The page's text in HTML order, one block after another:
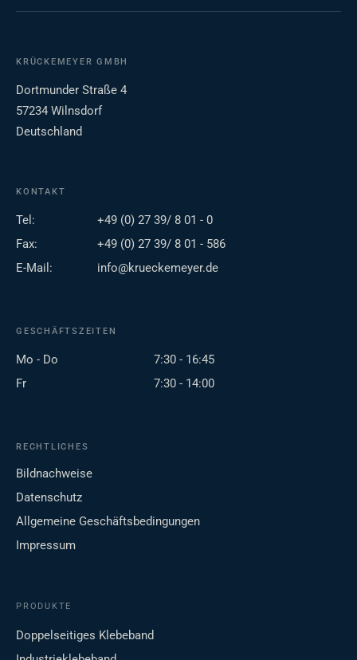
KRÜCKEMEYER GMBH
Dortmunder Straße 4
57234 Wilnsdorf
Deutschland
KONTAKT
Tel:
+49 (0) 27 39/ 8 01 - 0
Fax:
+49 (0) 27 39/ 8 01 - 586
E-Mail:
info@krueckemeyer.de
GESCHÄFTSZEITEN
Mo - Do
7:30 - 16:45
Fr
7:30 - 14:00
RECHTLICHES
Bildnachweise
Datenschutz
Allgemeine Geschäftsbedingungen
Impressum
PRODUKTE
Doppelseitiges Klebeband